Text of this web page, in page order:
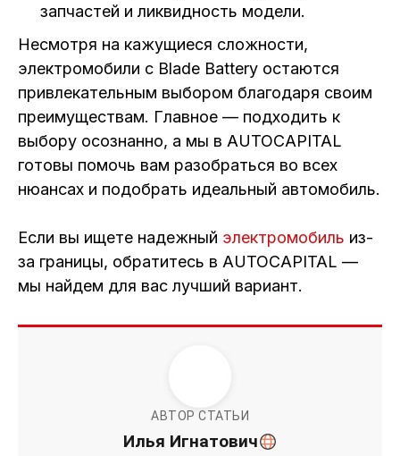
запчастей и ликвидность модели.
Несмотря на кажущиеся сложности,
электромобили с Blade Battery остаются
привлекательным выбором благодаря своим
преимуществам. Главное — подходить к
выбору осознанно, а мы в AUTOCAPITAL
готовы помочь вам разобраться во всех
нюансах и подобрать идеальный автомобиль.
Если вы ищете надежный электромобиль из-
за границы, обратитесь в AUTOCAPITAL —
мы найдем для вас лучший вариант.
АВТОР СТАТЬИ
Илья Игнатович